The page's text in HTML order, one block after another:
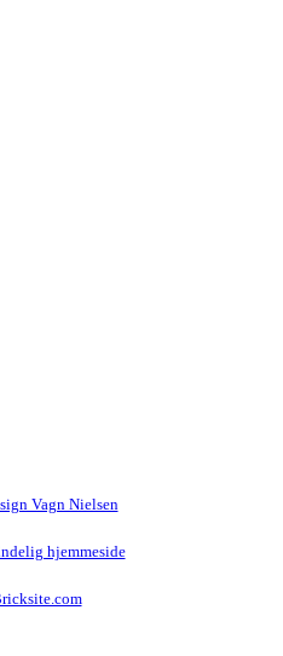
Vagn Nielsen
hjemmeside